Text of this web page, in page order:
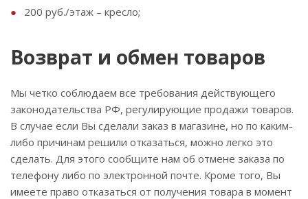
200 руб./этаж – кресло;
Возврат и обмен товаров
Мы четко соблюдаем все требования действующего
законодательства РФ, регулирующие продажи товаров.
В случае если Вы сделали заказ в магазине, но по каким-
либо причинам решили отказаться, можно легко это
сделать. Для этого сообщите нам об отмене заказа по
телефону либо по электронной почте. Кроме того, Вы
имеете право отказаться от получения товара в момент